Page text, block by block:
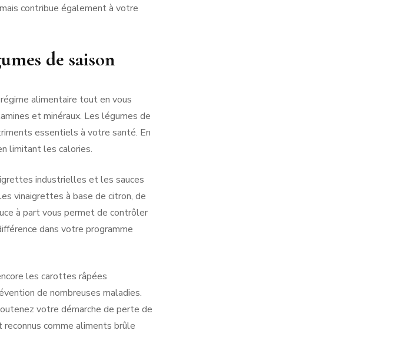
contribue également à votre
de saison
alimentaire tout en vous
et minéraux. Les légumes de
essentiels à votre santé. En
limitant les calories.
industrielles et les sauces
vinaigrettes à base de citron, de
à part vous permet de contrôler
dans votre programme
les carottes râpées
de nombreuses maladies.
votre démarche de perte de
comme aliments brûle